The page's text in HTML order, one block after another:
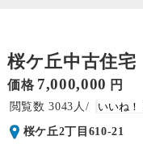
桜ケ丘中古住
価格 7,000,000 円
3043
桜ケ丘2丁目610-21